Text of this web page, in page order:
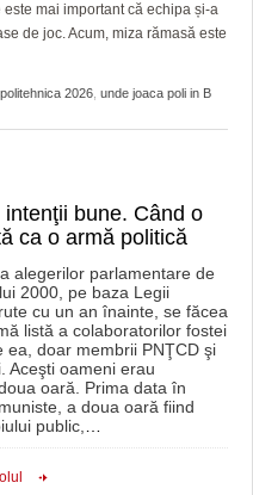
mai important că echipa și-a
de joc. Acum, miza rămasă este
politehnica 2026 unde joaca poli in B
bune. Când o
ca o armă politică
alegerilor parlamentare de
2000, pe baza Legii
cu un an înainte, se făcea
listă a colaboratorilor fostei
ea, doar membrii PNŢCD şi
Aceşti oameni erau
oară. Prima data în
a doua oară fiind
public,…